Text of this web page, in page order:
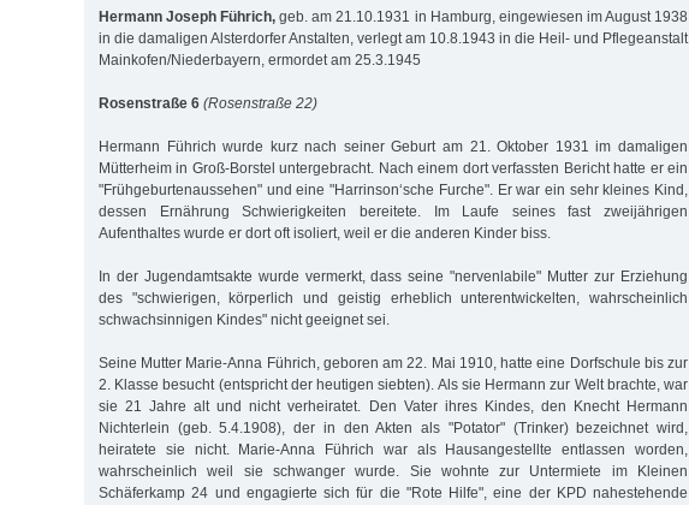
Hermann Joseph Führich, geb. am 21.10.1931 in Hamburg, eingewiesen im August 1938
in die damaligen Alsterdorfer Anstalten, verlegt am 10.8.1943 in die Heil- und Pflegeanstalt
Mainkofen/Niederbayern, ermordet am 25.3.1945
Rosenstraße 6 (Rosenstraße 22)
Hermann Führich wurde kurz nach seiner Geburt am 21. Oktober 1931 im damaligen
Mütterheim in Groß-Borstel untergebracht. Nach einem dort verfassten Bericht hatte er ein
"Frühgeburtenaussehen" und eine "Harrinson‘sche Furche". Er war ein sehr kleines Kind,
dessen Ernährung Schwierigkeiten bereitete. Im Laufe seines fast zweijährigen
Aufenthaltes wurde er dort oft isoliert, weil er die anderen Kinder biss.
In der Jugendamtsakte wurde vermerkt, dass seine "nervenlabile" Mutter zur Erziehung
des "schwierigen, körperlich und geistig erheblich unterentwickelten, wahrscheinlich
schwachsinnigen Kindes" nicht geeignet sei.
Seine Mutter Marie-Anna Führich, geboren am 22. Mai 1910, hatte eine Dorfschule bis zur
2. Klasse besucht (entspricht der heutigen siebten). Als sie Hermann zur Welt brachte, war
sie 21 Jahre alt und nicht verheiratet. Den Vater ihres Kindes, den Knecht Hermann
Nichterlein (geb. 5.4.1908), der in den Akten als "Potator" (Trinker) bezeichnet wird,
heiratete sie nicht. Marie-Anna Führich war als Hausangestellte entlassen worden,
wahrscheinlich weil sie schwanger wurde. Sie wohnte zur Untermiete im Kleinen
Schäferkamp 24 und engagierte sich für die "Rote Hilfe", eine der KPD nahestehende